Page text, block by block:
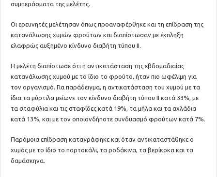
συμπεράσματα της μελέτης.
Οι ερευνητές μελέτησαν όπως προαναφέρθηκε και τη επίδραση της
κατανάλωσης χυμών φρούτων και διαπίστωσαν με έκπληξη
ελαφρώς αυξημένο κίνδυνο διαβήτη τύπου ΙΙ.
Η μελέτη διαπίστωσε ότι η αντικατάσταση της εβδομαδιαίας
κατανάλωσης χυμού με το ίδιο το φρούτο, ήταν πιο ωφέλιμη για
τον οργανισμό. Για παράδειγμα, η αντικατάσταση του χυμού με τα
ίδια τα μύρτιλα μείωνε τον κίνδυνο διαβήτη τύπου ΙΙ κατά 33%, με
τα σταφύλια και τις σταφίδες κατά 19%, τα μήλα και τα αχλάδια
κατά 13%, και με τον οποιονδήποτε συνδυασμό φρούτων κατά 7%.
Παρόμοια επίδραση καταγράφηκε και όταν αντικαταστάθηκε ο
χυμός με το ίδιο το πορτοκάλι, τα ροδάκινα, τα βερίκοκα και τα
δαμάσκηνα.